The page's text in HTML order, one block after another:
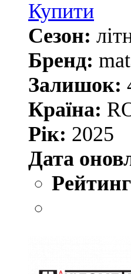
Купити
Сезон:
Бренд:
Залишок:
Країна:
Рік: 2025
Дата
Рейтинг